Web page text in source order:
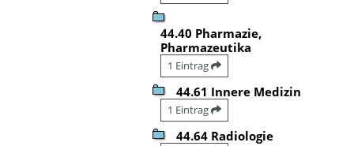
44.40 Pharmazie,
Pharmazeutika
1 Eintrag
44.61 Innere Medizin
1 Eintrag
44.64 Radiologie